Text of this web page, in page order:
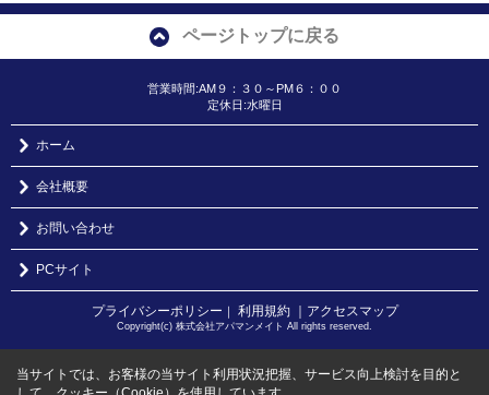
ページトップに戻る
営業時間:AM９：３０～PM６：００
定休日:水曜日
ホーム
会社概要
お問い合わせ
PCサイト
プライバシーポリシー ｜ 利用規約 ｜アクセスマップ
Copyright(c) 株式会社アパマンメイト All rights reserved.
当サイトでは、お客様の当サイト利用状況把握、サービス向上検討を目的と